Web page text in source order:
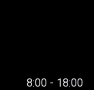
8:00 - 18:00